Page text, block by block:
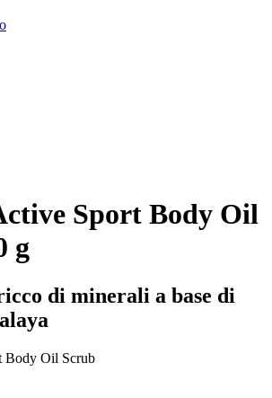
Sport Body Oil
g
di minerali a base di
Body Oil Scrub